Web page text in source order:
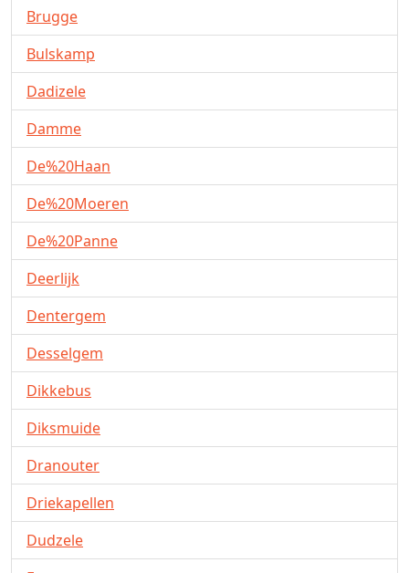
Brugge
Bulskamp
Dadizele
Damme
De%20Haan
De%20Moeren
De%20Panne
Deerlijk
Dentergem
Desselgem
Dikkebus
Diksmuide
Dranouter
Driekapellen
Dudzele